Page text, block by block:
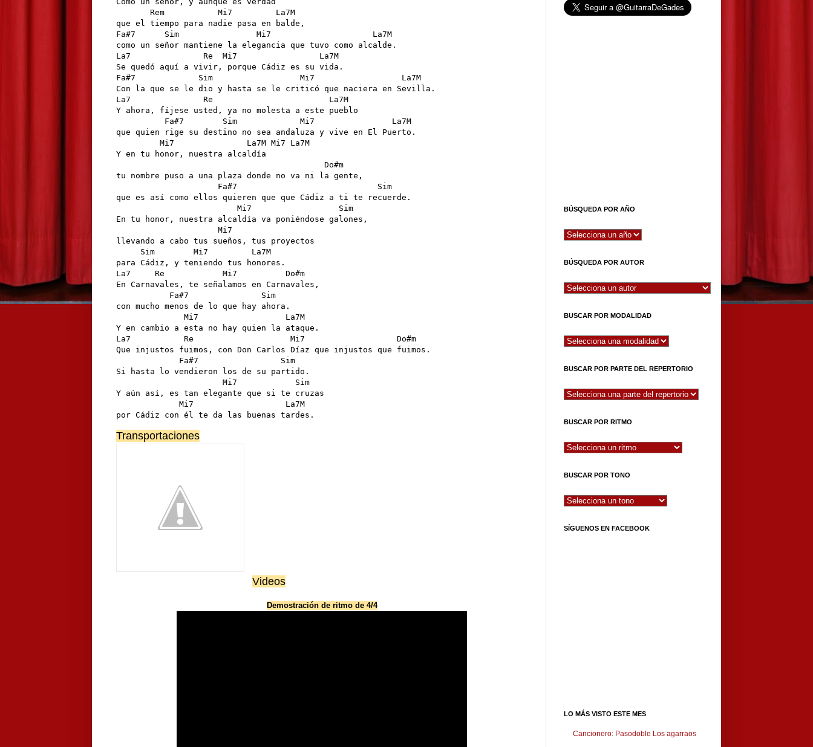
       Rem           Mi7         La7M
que el tiempo para nadie pasa en balde,
Fa#7      Sim                Mi7                     La7M
como un señor mantiene la elegancia que tuvo como alcalde.
La7               Re  Mi7                 La7M
Se quedó aquí a vivir, porque Cádiz es su vida.
Fa#7             Sim                  Mi7                  La7M
Con la que se le dio y hasta se le criticó que naciera en Sevilla.
La7               Re                        La7M
Y ahora, fíjese usted, ya no molesta a este pueblo
          Fa#7        Sim             Mi7                La7M
que quien rige su destino no sea andaluza y vive en El Puerto.
         Mi7               La7M Mi7 La7M
Y en tu honor, nuestra alcaldía
                                           Do#m
tu nombre puso a una plaza donde no va ni la gente,
                     Fa#7                             Sim
que es así como ellos quieren que que Cádiz a ti te recuerde.
                         Mi7                  Sim
En tu honor, nuestra alcaldía va poniéndose galones,
                     Mi7
llevando a cabo tus sueños, tus proyectos
     Sim        Mi7         La7M
para Cádiz, y teniendo tus honores.
La7     Re            Mi7          Do#m
En Carnavales, te señalamos en Carnavales,
           Fa#7               Sim
con mucho menos de lo que hay ahora.
              Mi7                  La7M
Y en cambio a esta no hay quien la ataque.
La7           Re                    Mi7                   Do#m
Que injustos fuimos, con Don Carlos Díaz que injustos que fuimos.
             Fa#7                 Sim
Si hasta lo vendieron los de su partido.
                      Mi7            Sim
Y aún así, es tan elegante que si te cruzas
             Mi7                   La7M
por Cádiz con él te da las buenas tardes.
Transportaciones
Videos
Demostración de ritmo de 4/4
BÚSQUEDA POR AÑO
BÚSQUEDA POR AUTOR
BUSCAR POR MODALIDAD
BUSCAR POR PARTE DEL REPERTORIO
BUSCAR POR RITMO
BUSCAR POR TONO
SÍGUENOS EN FACEBOOK
LO MÁS VISTO ESTE MES
Cancionero: Pasodoble Los agarraos